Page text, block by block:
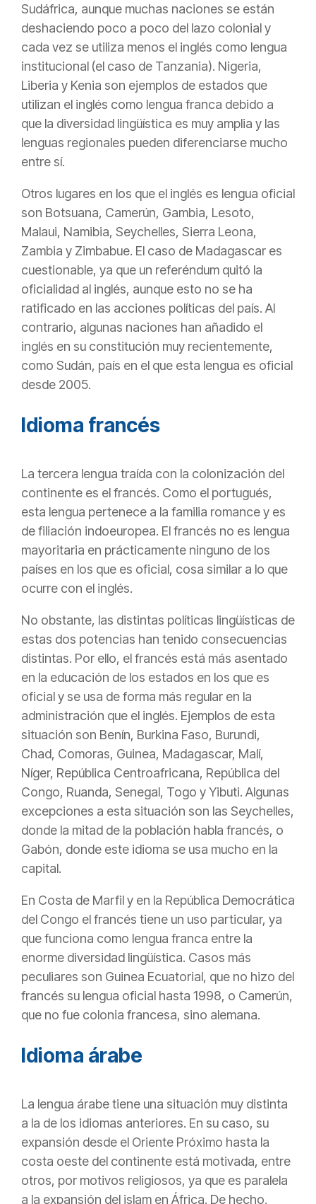
Sudáfrica, aunque muchas naciones se están
deshaciendo poco a poco del lazo colonial y
cada vez se utiliza menos el inglés como lengua
institucional (el caso de Tanzania). Nigeria,
Liberia y Kenia son ejemplos de estados que
utilizan el inglés como lengua franca debido a
que la diversidad lingüística es muy amplia y las
lenguas regionales pueden diferenciarse mucho
entre sí.
Otros lugares en los que el inglés es lengua oficial
son Botsuana, Camerún, Gambia, Lesoto,
Malaui, Namibia, Seychelles, Sierra Leona,
Zambia y Zimbabue. El caso de Madagascar es
cuestionable, ya que un referéndum quitó la
oficialidad al inglés, aunque esto no se ha
ratificado en las acciones políticas del país. Al
contrario, algunas naciones han añadido el
inglés en su constitución muy recientemente,
como Sudán, país en el que esta lengua es oficial
desde 2005.
Idioma francés
La tercera lengua traída con la colonización del
continente es el francés. Como el portugués,
esta lengua pertenece a la familia romance y es
de filiación indoeuropea. El francés no es lengua
mayoritaria en prácticamente ninguno de los
países en los que es oficial, cosa similar a lo que
ocurre con el inglés.
No obstante, las distintas políticas lingüísticas de
estas dos potencias han tenido consecuencias
distintas. Por ello, el francés está más asentado
en la educación de los estados en los que es
oficial y se usa de forma más regular en la
administración que el inglés. Ejemplos de esta
situación son Benín, Burkina Faso, Burundi,
Chad, Comoras, Guinea, Madagascar, Malí,
Níger, República Centroafricana, República del
Congo, Ruanda, Senegal, Togo y Yibuti. Algunas
excepciones a esta situación son las Seychelles,
donde la mitad de la población habla francés, o
Gabón, donde este idioma se usa mucho en la
capital.
En Costa de Marfil y en la República Democrática
del Congo el francés tiene un uso particular, ya
que funciona como lengua franca entre la
enorme diversidad lingüística. Casos más
peculiares son Guinea Ecuatorial, que no hizo del
francés su lengua oficial hasta 1998, o Camerún,
que no fue colonia francesa, sino alemana.
Idioma árabe
La lengua árabe tiene una situación muy distinta
a la de los idiomas anteriores. En su caso, su
expansión desde el Oriente Próximo hasta la
costa oeste del continente está motivada, entre
otros, por motivos religiosos, ya que es paralela
a la expansión del islam en África. De hecho,